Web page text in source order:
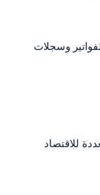
وسجلات
للاقتصاد